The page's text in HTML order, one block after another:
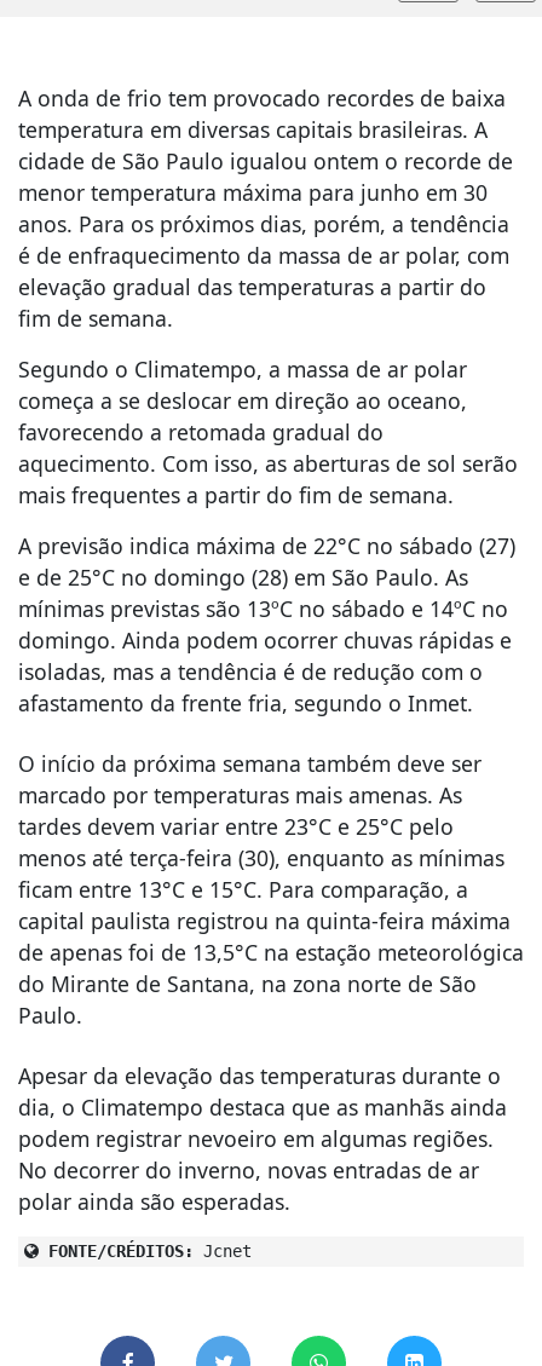
A onda de frio tem provocado recordes de baixa
temperatura em diversas capitais brasileiras. A
cidade de São Paulo igualou ontem o recorde de
menor temperatura máxima para junho em 30
anos. Para os próximos dias, porém, a tendência
é de enfraquecimento da massa de ar polar, com
elevação gradual das temperaturas a partir do
fim de semana.
Segundo o Climatempo, a massa de ar polar
começa a se deslocar em direção ao oceano,
favorecendo a retomada gradual do
aquecimento. Com isso, as aberturas de sol serão
mais frequentes a partir do fim de semana.
A previsão indica máxima de 22°C no sábado (27)
e de 25°C no domingo (28) em São Paulo. As
mínimas previstas são 13ºC no sábado e 14ºC no
domingo. Ainda podem ocorrer chuvas rápidas e
isoladas, mas a tendência é de redução com o
afastamento da frente fria, segundo o Inmet.
O início da próxima semana também deve ser
marcado por temperaturas mais amenas. As
tardes devem variar entre 23°C e 25°C pelo
menos até terça-feira (30), enquanto as mínimas
ficam entre 13°C e 15°C. Para comparação, a
capital paulista registrou na quinta-feira máxima
de apenas foi de 13,5°C na estação meteorológica
do Mirante de Santana, na zona norte de São
Paulo.
Apesar da elevação das temperaturas durante o
dia, o Climatempo destaca que as manhãs ainda
podem registrar nevoeiro em algumas regiões.
No decorrer do inverno, novas entradas de ar
polar ainda são esperadas.
FONTE/CRÉDITOS: Jcnet